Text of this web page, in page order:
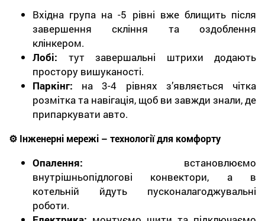
Вхідна група на -5 рівні вже блищить після
завершення скління та оздоблення
клінкером.
Лобі: тут завершальні штрихи додають
простору вишуканості.
Паркінг: на 3-4 рівнях з’являється чітка
розмітка та навігація, щоб ви завжди знали, де
припаркувати авто.
⚙️ Інженерні мережі – технології для комфорту
Опалення: встановлюємо
внутрішньопідлогові конвектори, а в
котельній йдуть пусконалагоджувальні
роботи.